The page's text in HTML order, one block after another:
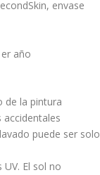
envase
año
de la pintura
puede ser solo
El sol no